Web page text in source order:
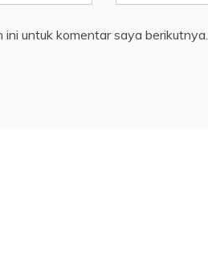
untuk komentar saya berikutnya.